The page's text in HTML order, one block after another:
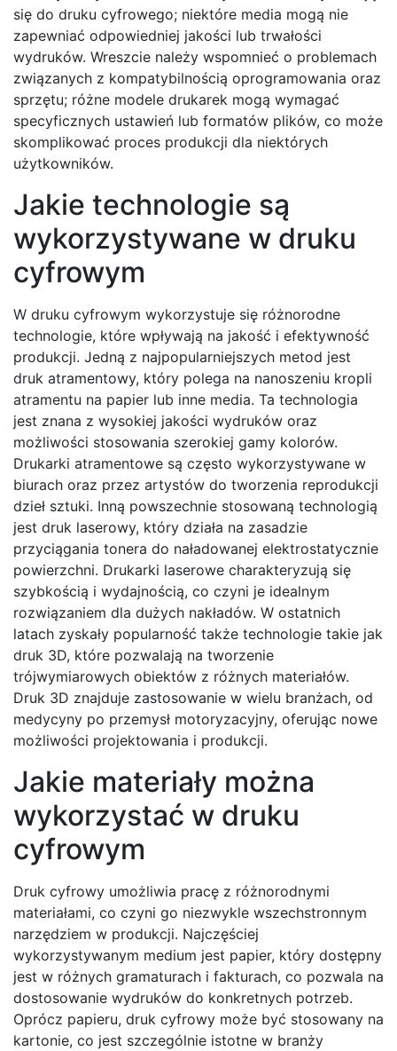
się do druku cyfrowego; niektóre media mogą nie
zapewniać odpowiedniej jakości lub trwałości
wydruków. Wreszcie należy wspomnieć o problemach
związanych z kompatybilnością oprogramowania oraz
sprzętu; różne modele drukarek mogą wymagać
specyficznych ustawień lub formatów plików, co może
skomplikować proces produkcji dla niektórych
użytkowników.
Jakie technologie są
wykorzystywane w druku
cyfrowym
W druku cyfrowym wykorzystuje się różnorodne
technologie, które wpływają na jakość i efektywność
produkcji. Jedną z najpopularniejszych metod jest
druk atramentowy, który polega na nanoszeniu kropli
atramentu na papier lub inne media. Ta technologia
jest znana z wysokiej jakości wydruków oraz
możliwości stosowania szerokiej gamy kolorów.
Drukarki atramentowe są często wykorzystywane w
biurach oraz przez artystów do tworzenia reprodukcji
dzieł sztuki. Inną powszechnie stosowaną technologią
jest druk laserowy, który działa na zasadzie
przyciągania tonera do naładowanej elektrostatycznie
powierzchni. Drukarki laserowe charakteryzują się
szybkością i wydajnością, co czyni je idealnym
rozwiązaniem dla dużych nakładów. W ostatnich
latach zyskały popularność także technologie takie jak
druk 3D, które pozwalają na tworzenie
trójwymiarowych obiektów z różnych materiałów.
Druk 3D znajduje zastosowanie w wielu branżach, od
medycyny po przemysł motoryzacyjny, oferując nowe
możliwości projektowania i produkcji.
Jakie materiały można
wykorzystać w druku
cyfrowym
Druk cyfrowy umożliwia pracę z różnorodnymi
materiałami, co czyni go niezwykle wszechstronnym
narzędziem w produkcji. Najczęściej
wykorzystywanym medium jest papier, który dostępny
jest w różnych gramaturach i fakturach, co pozwala na
dostosowanie wydruków do konkretnych potrzeb.
Oprócz papieru, druk cyfrowy może być stosowany na
kartonie, co jest szczególnie istotne w branży